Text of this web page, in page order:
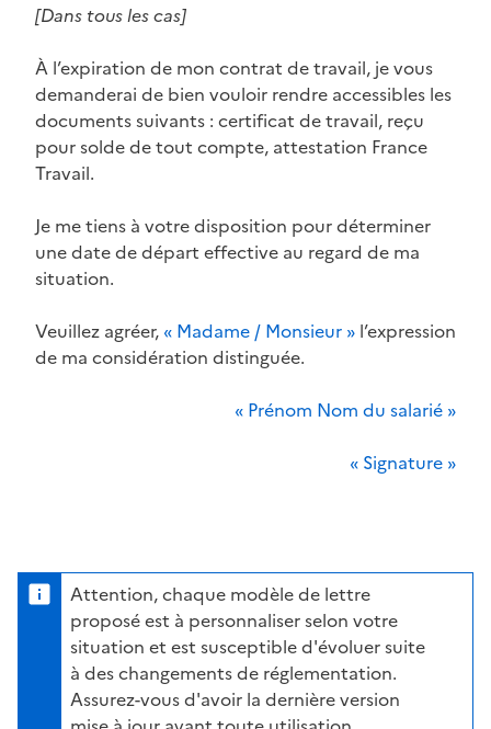
[Dans tous les cas]
À l’expiration de mon contrat de travail, je vous
demanderai de bien vouloir rendre accessibles les
documents suivants : certificat de travail, reçu
pour solde de tout compte, attestation France
Travail.
Je me tiens à votre disposition pour déterminer
une date de départ effective au regard de ma
situation.
Veuillez agréer, « Madame / Monsieur » l’expression
de ma considération distinguée.
« Prénom Nom du salarié »
« Signature »
Attention, chaque modèle de lettre
proposé est à personnaliser selon votre
situation et est susceptible d'évoluer suite
à des changements de réglementation.
Assurez-vous d'avoir la dernière version